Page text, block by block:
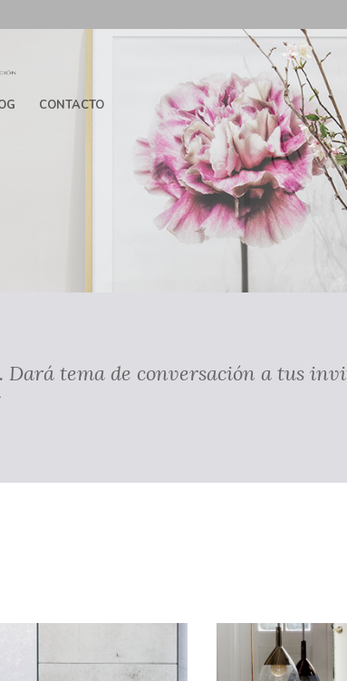
CONTACTO
tema de conversación a tus